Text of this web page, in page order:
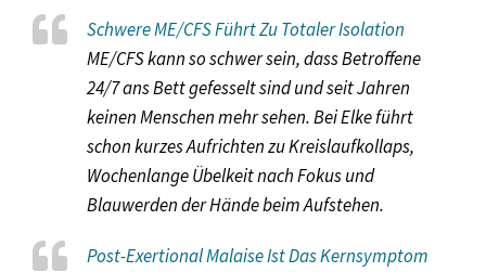
Schwere ME/CFS Führt Zu Totaler Isolation
ME/CFS kann so schwer sein, dass Betroffene
24/7 ans Bett gefesselt sind und seit Jahren
keinen Menschen mehr sehen. Bei Elke führt
schon kurzes Aufrichten zu Kreislaufkollaps,
Wochenlange Übelkeit nach Fokus und
Blauwerden der Hände beim Aufstehen.
Post-Exertional Malaise Ist Das Kernsymptom